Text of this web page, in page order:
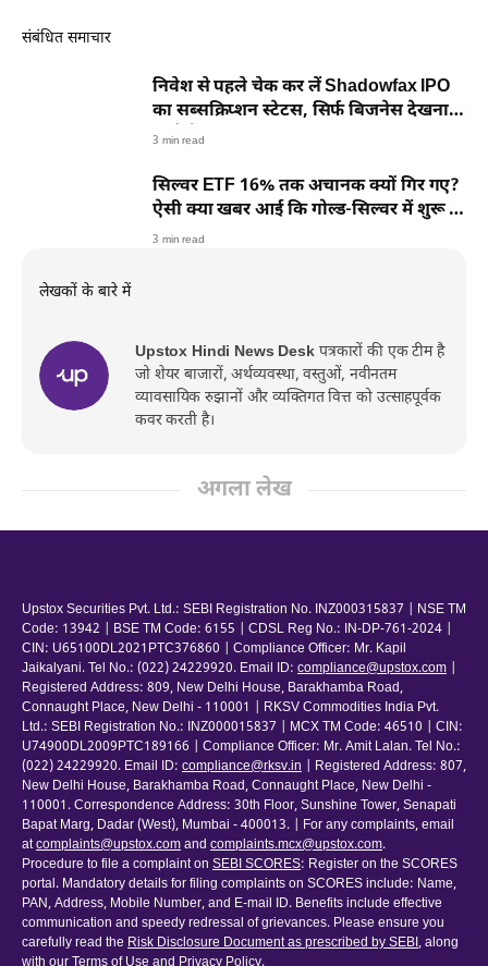
संबंधित समाचार
निवेश से पहले चेक कर लें Shadowfax IPO
का सब्सक्रिप्शन स्टेटस, सिर्फ बिजनेस देखना
नहीं होता जरूरी
3 min read
सिल्वर ETF 16% तक अचानक क्यों गिर गए?
ऐसी क्या खबर आई कि गोल्ड-सिल्वर में शुरू हो
गई बिकवाली
3 min read
लेखकों के बारे में
Upstox Hindi News Desk पत्रकारों की एक टीम है
जो शेयर बाजारों, अर्थव्यवस्था, वस्तुओं, नवीनतम
व्यावसायिक रुझानों और व्यक्तिगत वित्त को उत्साहपूर्वक
कवर करती है।
अगला लेख
Upstox Securities Pvt. Ltd.: SEBI Registration No. INZ000315837 | NSE TM
Code: 13942 | BSE TM Code: 6155 | CDSL Reg No.: IN-DP-761-2024 |
CIN: U65100DL2021PTC376860 | Compliance Officer: Mr. Kapil
Jaikalyani. Tel No.: (022) 24229920. Email ID: compliance@upstox.com
Registered Address: 809, New Delhi House, Barakhamba Road,
Connaught Place, New Delhi - 110001 | RKSV Commodities India Pvt.
Ltd.: SEBI Registration No.: INZ000015837 | MCX TM Code: 46510 | CIN:
U74900DL2009PTC189166 | Compliance Officer: Mr. Amit Lalan. Tel No.:
(022) 24229920. Email ID: compliance@rksv.in
| Registered Address: 807,
New Delhi House, Barakhamba Road, Connaught Place, New Delhi -
110001. Correspondence Address: 30th Floor, Sunshine Tower, Senapati
Bapat Marg, Dadar (West), Mumbai - 400013. | For any complaints, email
atcomplaints@upstox.comand complaints.mcx@upstox.com.
Procedure to file a complaint on SEBI SCORES: Register on the SCORES
portal. Mandatory details for filing complaints on SCORES include: Name,
PAN, Address, Mobile Number, and E-mail ID. Benefits include effective
communication and speedy redressal of grievances. Please ensure you
carefully read the Risk Disclosure Document as prescribed by SEBI, along